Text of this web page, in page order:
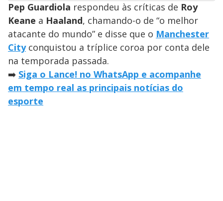
Pep Guardiola respondeu às críticas de Roy
Keane a Haaland, chamando-o de “o melhor
atacante do mundo” e disse que o Manchester
Cityconquistou a tríplice coroa por conta dele
na temporada passada.
➡️ Siga o Lance! no WhatsApp e acompanhe
em tempo real as principais notícias do
esporte